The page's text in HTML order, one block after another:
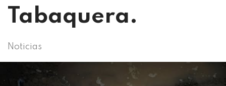
Tabaquera.
Noticias